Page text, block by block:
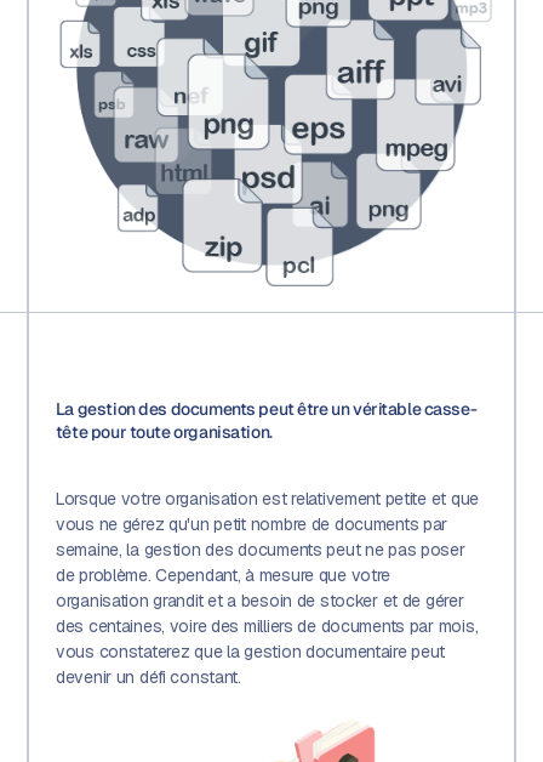
La gestion des documents peut être un véritable casse-
tête pour toute organisation.
Lorsque votre organisation est relativement petite et que
vous ne gérez qu'un petit nombre de documents par
semaine, la gestion des documents peut ne pas poser
de problème. Cependant, à mesure que votre
organisation grandit et a besoin de stocker et de gérer
des centaines, voire des milliers de documents par mois,
vous constaterez que la gestion documentaire peut
devenir un défi constant.